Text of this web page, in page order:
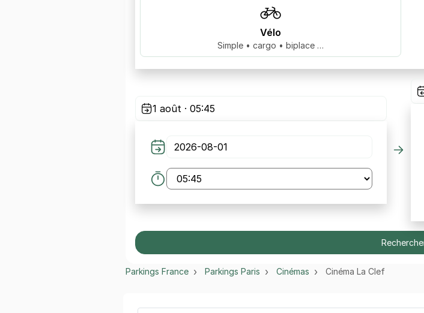
Vélo
Simple • cargo • biplace …
1 août · 05:45
Parkings France Parkings Paris Cinémas Cinéma La Clef